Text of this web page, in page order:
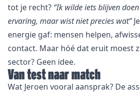
tot je recht? “Ik wilde iets blijven
ervaring, maar wist niet precies wat”
energie gaf: mensen helpen,
contact. Maar hóé dat eruit moest
sector? Geen idee.
Van test naar match
Wat Jeroen vooral aansprak? De